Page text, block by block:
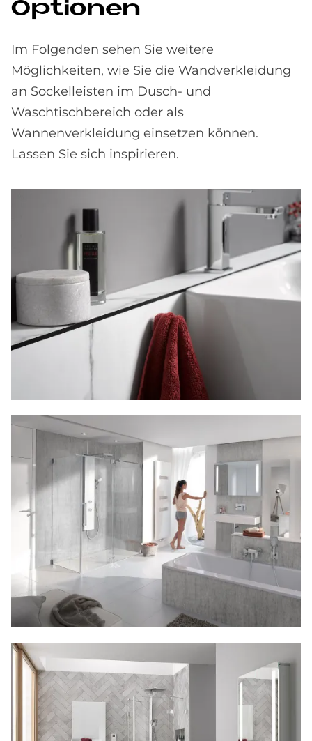
Op­tio­nen
Im Folgenden sehen Sie weitere
Möglichkeiten, wie Sie die Wandverkleidung
an Sockelleisten im Dusch- und
Waschtischbereich oder als
Wannenverkleidung einsetzen können.
Lassen Sie sich inspirieren.